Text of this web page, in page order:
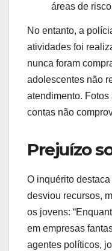
áreas de
No entanto, a
atividades foi
nunca foram
adolescentes não
atendimento.
contas não
Prejuízo
O inquérito
desviou recursos,
os jovens:
em empresas
agentes políticos,